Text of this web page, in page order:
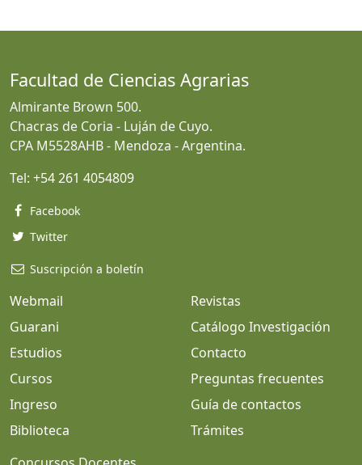
Facultad de Ciencias Agrarias
Almirante Brown 500.
Chacras de Coria - Luján de Cuyo.
CPA M5528AHB - Mendoza - Argentina.
Tel: +54 261 4054809
Facebook
Twitter
Suscripción a boletín
Webmail
Guarani
Estudios
Cursos
Ingreso
Biblioteca
Revistas
Catálogo Investigación
Contacto
Preguntas frecuentes
Guía de contactos
Trámites